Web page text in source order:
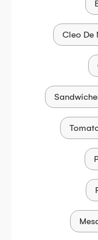
Cleo De